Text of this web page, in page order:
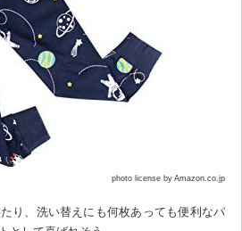
photo license by Amazon.co.jp
り、洗い替えにも何枚あっても便利なパ